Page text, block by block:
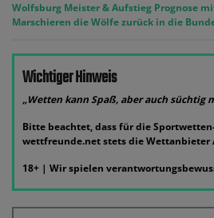
Wolfsburg Meister & Aufstieg Prognose
Marschieren die Wölfe zurück in die
Wichtiger Hinweis
„Wetten kann Spaß, aber auch süchtig
Bitte beachtet, dass für die
wettfreunde.net stets die Wettanbieter
18+ | Wir spielen